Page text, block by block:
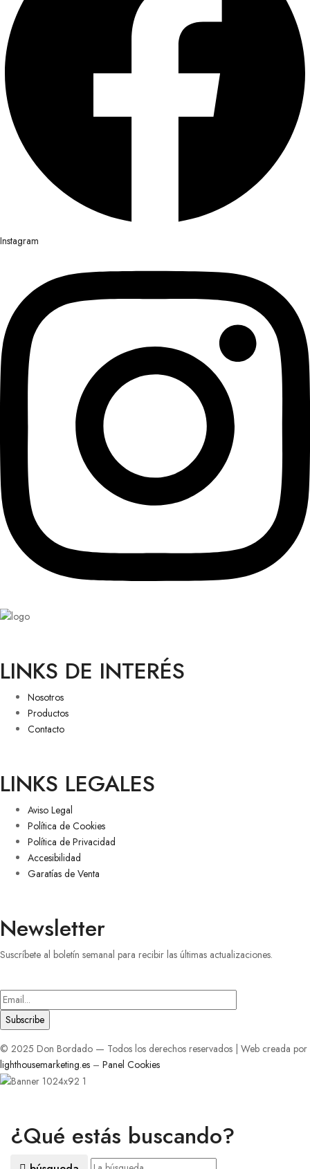
Instagram
LINKS DE INTERÉS
Nosotros
Productos
Contacto
LINKS LEGALES
Aviso Legal
Política de Cookies
Política de Privacidad
Accesibilidad
Garatías de Venta
Newsletter
Suscríbete al boletín semanal para recibir las últimas actualizaciones.
tu
correo
electrónico
© 2025 Don Bordado — Todos los derechos reservados | Web creada por
lighthousemarketing.es – Panel Cookies
¿Qué estás buscando?